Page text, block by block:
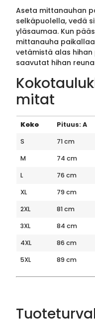
Aseta mittanauhan
selkäpuolella, vedä
yläsaumaa. Kun
mittanauha
vetämistä alas
saavutat hihan
mitat
Koko Pituus: A
S
71 cm
M
74 cm
L
76 cm
XL
79 cm
2XL
81 cm
3XL
84 cm
4XL
86 cm
5XL
89 cm